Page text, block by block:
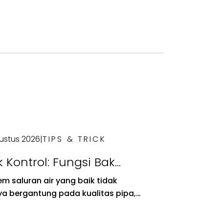
2026|TIPS & TRICK
Kontrol: Fungsi Bak
pada Sistem
Air
saluran air yang baik tidak
bergantung pada kualitas pipa,